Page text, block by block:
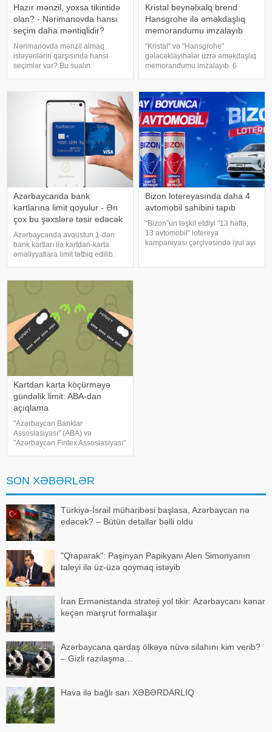
Hazır mənzil, yoxsa tikintidə
olan? - Nərimanovda hansı
seçim daha məntiqlidir?
Nərimanovda mənzil almaq
istəyənlərin qarşısında hansı
seçimlər var? Bu sualın
tələbat yüksək olaraqqalır. Belə
bir bazarda seçim edərkən əsas
məsələ yalnı
Kristal beynəlxalq brend
Hansgrohe ilə əməkdaşlıq
memorandumu imzalayıb
"Kristal" və "Hansgrohe"
gələcəklayihələr üzrə əməkdaşlıq
memorandumu imzalayıb. 6
olan "Kristal" ilə premium sanitar
avadanlıqlarıv
Azərbaycanda bank
kartlarına limit qoyulur - Ən
çox bu şəxslərə təsir edəcək
Azərbaycanda avqustun 1-dən
bank kartları ilə kartdan-karta
əməliyyatlara limit tətbiq edilib.
əldə edilmiş razılığa əsasən
Bizon lotereyasında daha 4
avtomobil sahibini tapıb
"Bizon"un təşkil etdiyi "13 həftə,
13 avtomobil" lotereya
kampaniyası çərçivəsində iyul ayı
Kartdan karta köçürməyə
gündəlik limit: ABA-dan
açıqlama
"Azərbaycan Banklar
Assosiasiyası" (ABA) və
"Azərbaycan Fintex Assosiasiyası"
risklərinin minimallaşdırılmas
SON XƏBƏRLƏR
Türkiyə-İsrail müharibəsi başlasa, Azərbaycan nə
edəcək? – Bütün detallar bəlli oldu
"Qraparak": Paşinyan Papikyanı Alen Simonyanın
taleyi ilə üz-üzə qoymaq istəyib
İran Ermənistanda strateji yol tikir: Azərbaycanı kənar
keçən marşrut formalaşır
Azərbaycana qardaş ölkəyə nüvə silahını kim verib?
– Gizli razılaşma…
Hava ilə bağlı sarı XƏBƏRDARLIQ